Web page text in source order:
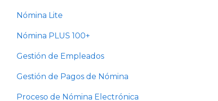
Nómina Lite
Nómina PLUS 100+
Gestión de Empleados
Gestión de Pagos de Nómina
Proceso de Nómina Electrónica